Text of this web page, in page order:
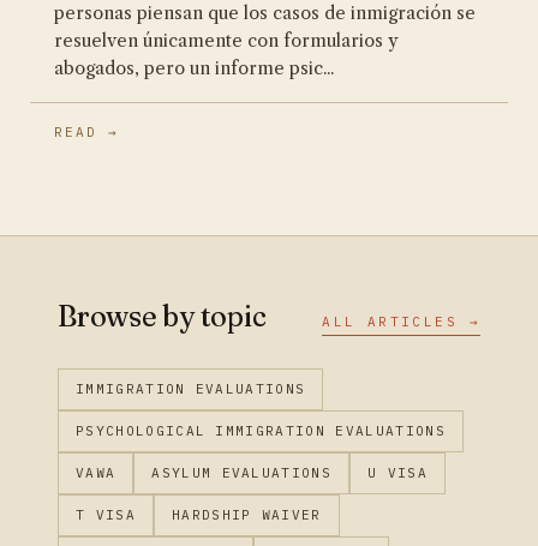
personas piensan que los casos de inmigración se
resuelven únicamente con formularios y
abogados, pero un informe psic...
READ →
Browse by topic ALL ARTICLES →
IMMIGRATION EVALUATIONS
PSYCHOLOGICAL IMMIGRATION EVALUATIONS
VAWA ASYLUM EVALUATIONS U VISA
T VISA HARDSHIP WAIVER